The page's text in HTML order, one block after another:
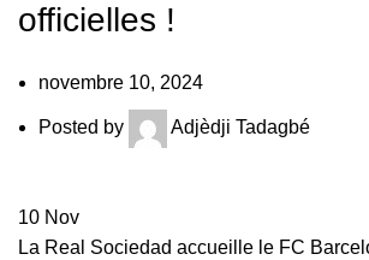
officielles !
novembre 10, 2024
Posted by Adjèdji Tadagbé
10 Nov
La Real Sociedad accueille le FC